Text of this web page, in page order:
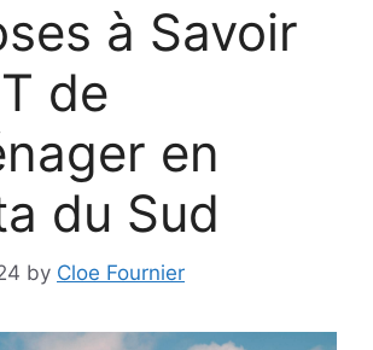
à Savoir
de
en
du Sud
by Cloe Fournier